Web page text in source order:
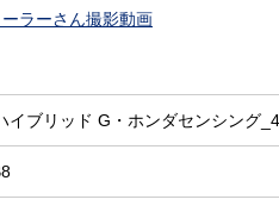
ラーさん撮影動画
イブリッド G・ホンダセンシング